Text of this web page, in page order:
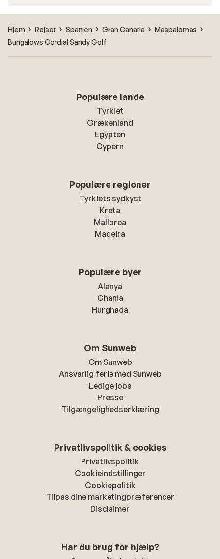
Hjem Rejser Spanien Gran Canaria
Maspalomas
Bungalows Cordial Sandy Golf
Populære lande
Tyrkiet
Grækenland
Egypten
Cypern
Populære regioner
Tyrkiets sydkyst
Kreta
Mallorca
Madeira
Populære byer
Alanya
Chania
Hurghada
Om Sunweb
Om Sunweb
Ansvarlig ferie med Sunweb
Ledige jobs
Presse
Tilgængelighedserklæring
Privatlivspolitik & cookies
Privatlivspolitik
Cookieindstillinger
Cookiepolitik
Tilpas dine marketingpræferencer
Disclaimer
Har du brug for hjælp?